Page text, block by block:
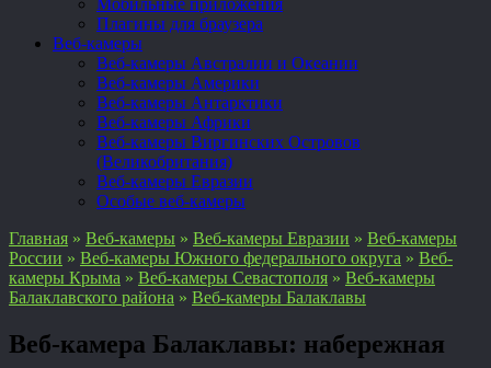
Мобильные приложения
Плагины для браузера
Веб-камеры
Веб-камеры Австралии и Океании
Веб-камеры Америки
Веб-камеры Антарктики
Веб-камеры Африки
Веб-камеры Виргинских Островов
(Великобритания)
Веб-камеры Евразии
Особые веб-камеры
Главная » Веб-камеры » Веб-камеры Евразии » Веб-камеры
России » Веб-камеры Южного федерального округа » Веб-
камеры Крыма » Веб-камеры Севастополя » Веб-камеры
Балаклавского района » Веб-камеры Балаклавы
Веб-камера Балаклавы: набережная